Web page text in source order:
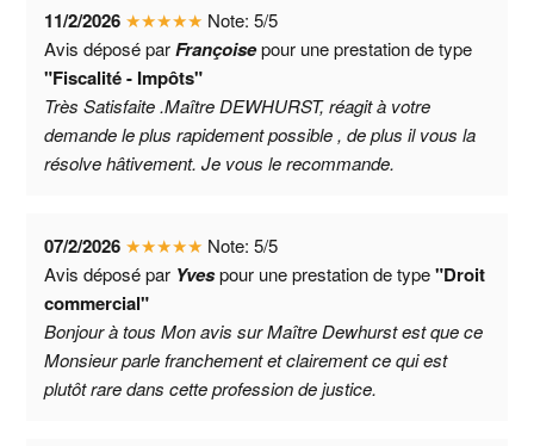
11/2/2026 ★★★★★ Note:5/5
Avis déposé parFrançoisepour une prestation de type
"Fiscalité - Impôts"
Très Satisfaite .Maître DEWHURST, réagit à votre
demande le plus rapidement possible , de plus il vous la
résolve hâtivement. Je vous le recommande.
07/2/2026 ★★★★★ Note:5/5
Avis déposé par Yvespour une prestation de type"Droit
commercial"
Bonjour à tous Mon avis sur Maître Dewhurst est que ce
Monsieur parle franchement et clairement ce qui est
plutôt rare dans cette profession de justice.